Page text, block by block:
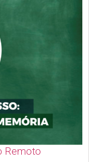
Remoto